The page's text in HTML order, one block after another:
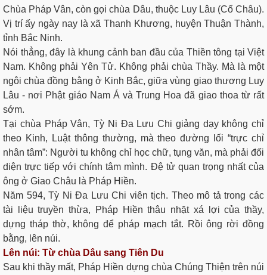
Chùa Pháp Vân, còn gọi chùa Dâu, thuộc Luy Lâu (Cổ Châu).
Vị trí ấy ngày nay là xã Thanh Khương, huyện Thuận Thành,
tỉnh Bắc Ninh.
Nói thẳng, đây là khung cảnh ban đầu của Thiền tông tại Việt
Nam. Không phải Yên Tử. Không phải chùa Thầy. Mà là một
ngôi chùa đồng bằng ở Kinh Bắc, giữa vùng giao thương Luy
Lâu - nơi Phật giáo Nam Á và Trung Hoa đã giao thoa từ rất
sớm.
Tại chùa Pháp Vân, Tỳ Ni Đa Lưu Chi giảng dạy không chỉ
theo Kinh, Luật thông thường, mà theo đường lối “trực chỉ
nhân tâm”: Người tu không chỉ học chữ, tụng văn, mà phải đối
diện trực tiếp với chính tâm mình. Đệ tử quan trọng nhất của
ông ở Giao Châu là Pháp Hiền.
Năm 594, Tỳ Ni Đa Lưu Chi viên tịch. Theo mô tả trong các
tài liệu truyền thừa, Pháp Hiền thâu nhặt xá lợi của thầy,
dựng tháp thờ, không để pháp mạch tắt. Rồi ông rời đồng
bằng, lên núi.
Lên núi: Từ chùa Dâu sang Tiên Du
Sau khi thầy mất, Pháp Hiền dựng chùa Chúng Thiện trên núi